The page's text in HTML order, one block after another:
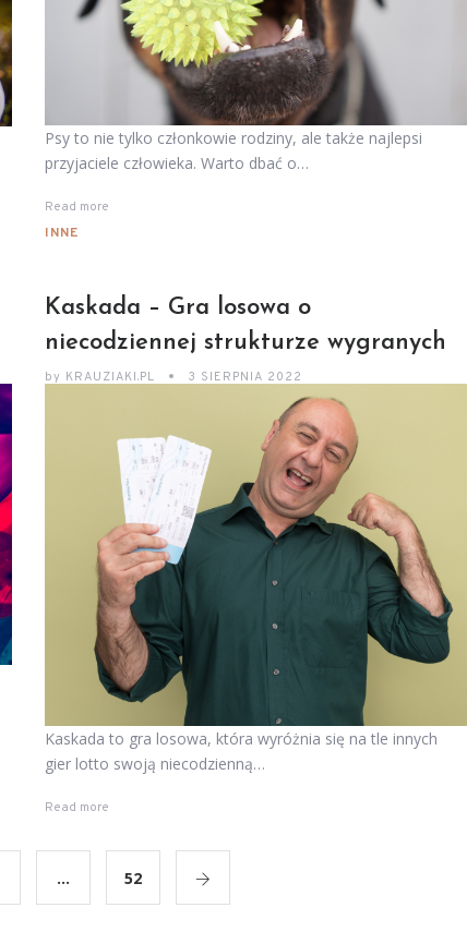
Psy to nie tylko członkowie rodziny, ale także najlepsi
przyjaciele człowieka. Warto dbać o…
Read more
INNE
Kaskada – Gra losowa o
niecodziennej strukturze wygranych
by KRAUZIAKI.PL 3 SIERPNIA 2022
Kaskada to gra losowa, która wyróżnia się na tle innych
gier lotto swoją niecodzienną…
Read more
… 52